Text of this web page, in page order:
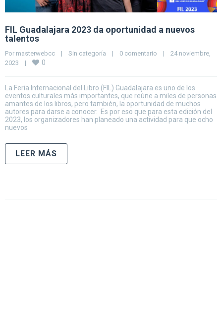
FIL Guadalajara 2023 da oportunidad a nuevos
talentos
Por masterwebcc | Sin categoría | 0 comentario |
24 noviembre,
2023 | 0
La Feria Internacional del Libro (FIL) Guadalajara es uno de los
eventos culturales más importantes, que reúne a miles de personas
amantes de los libros, pero también, la oportunidad de muchos
autores para darse a conocer. Es por eso que para esta edición del
2023, los organizadores han planeado una actividad para que ocho
nuevos
LEER MÁS